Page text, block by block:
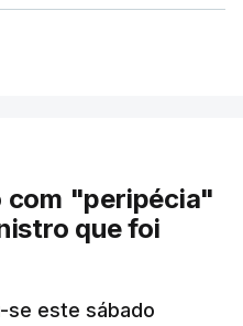
com "peripécia"
que foi
se este sábado